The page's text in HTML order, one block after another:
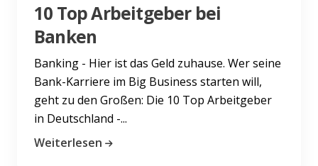
10 Top Arbeitgeber bei
Banken
Banking - Hier ist das Geld zuhause. Wer seine
Bank-Karriere im Big Business starten will,
geht zu den Großen: Die 10 Top Arbeitgeber
in Deutschland -...
Weiterlesen